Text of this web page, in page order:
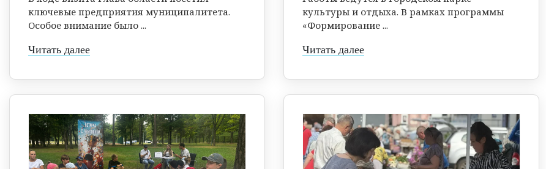
ключевые предприятия муниципалитета.
Особое внимание было ...
Читать далее
культуры и отдыха. В рамках программы
«Формирование ...
Читать далее